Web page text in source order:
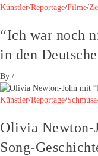
Künstler/Reportage/Filme/
“Ich war noch
in den
By /
Künstler/Reportage/
Olivia Newton-
Song-